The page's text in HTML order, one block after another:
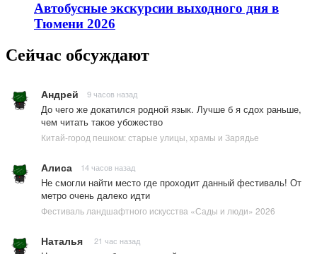
Автобусные экскурсии выходного дня в
Тюмени 2026
Сейчас обсуждают
Андрей 9 часов назад
До чего же докатился родной язык. Лучше б я сдох раньше,
чем читать такое убожество
Китай-город пешком: старые улицы, храмы и Зарядье
Алиса 14 часов назад
Не смогли найти место где проходит данный фестиваль! От
метро очень далеко идти
Фестиваль ландшафтного искусства «Сады и люди» 2026
Наталья 21 час назад